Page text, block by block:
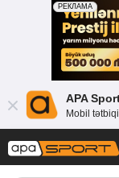
APA
Mobil